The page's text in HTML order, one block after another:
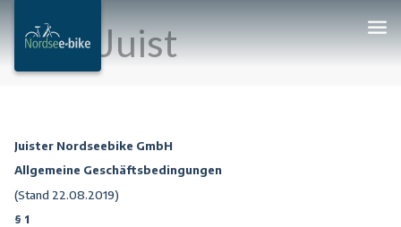
AGB Juist
Juister Nordseebike GmbH
Allgemeine Geschäftsbedingungen
(Stand 22.08.2019)
§ 1